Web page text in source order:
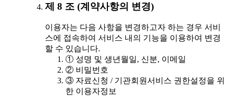
제 8 조 (계약사항의 변경)
이용자는 다음 사항을 변경하고자 하는 경우 서비
스에 접속하여 서비스 내의 기능을 이용하여 변경
할 수 있습니다.
① 성명 및 생년월일, 신분, 이메일
② 비밀번호
③ 자료신청 / 기관회원서비스 권한설정을 위
한 이용자정보